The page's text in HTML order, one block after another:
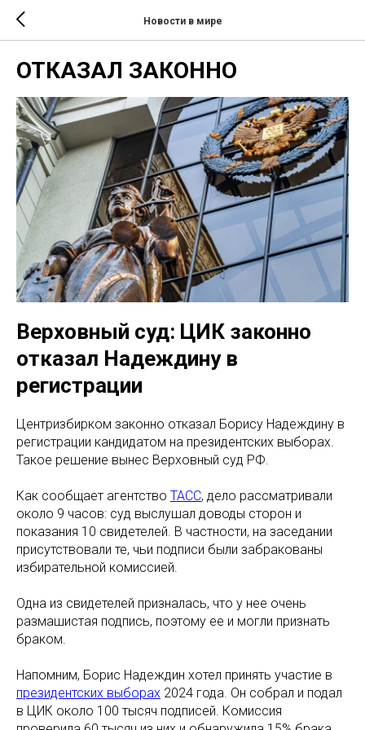
Новости в мире
ОТКАЗАЛ ЗАКОННО
Верховный суд: ЦИК законно
отказал Надеждину в
регистрации
Центризбирком законно отказал Борису Надеждину в
регистрации кандидатом на президентских выборах.
Такое решение вынес Верховный суд РФ.
Как сообщает агентство ТАСС, дело рассматривали
около 9 часов: суд выслушал доводы сторон и
показания 10 свидетелей. В частности, на заседании
присутствовали те, чьи подписи были забракованы
избирательной комиссией.
Одна из свидетелей призналась, что у нее очень
размашистая подпись, поэтому ее и могли признать
браком.
Напомним, Борис Надеждин хотел принять участие в
президентских выборах 2024 года. Он собрал и подал
в ЦИК около 100 тысяч подписей. Комиссия